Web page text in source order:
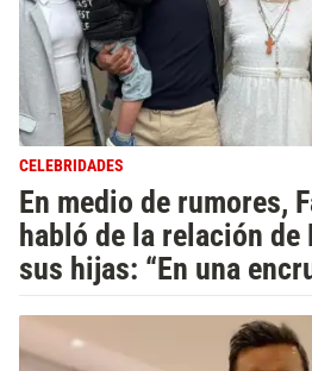
CELEBRIDADES
En medio de rumores,
habló de la relación
sus hijas: “En una